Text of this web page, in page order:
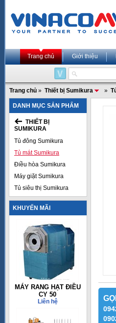
Trang chủ Giới thiệu
Trang chủ » Thiết bị Sumikura »
DANH MỤC SẢN PHẨM
THIẾT BỊ
SUMIKURA
Tủ đông Sumikura
Tủ mát Sumikura
Điều hòa Sumikura
Máy giặt Sumikura
Tủ siêu thị Sumikura
KHUYẾN MÃI
MÁY RANG HẠT ĐIỀU
CY 50
Liên hệ